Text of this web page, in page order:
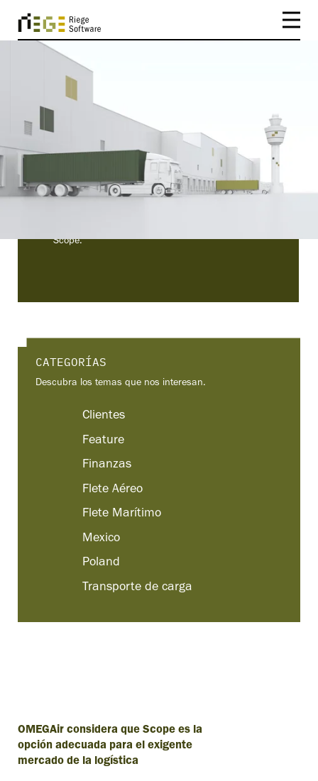
CATEGORY
Poland
Poland | Déjese inspirar por nuestros clientes
actuales y las historias de éxito que tienen que
Scope.
OMEGAir considera que Scope es la
opción adecuada para el exigente
mercado de la logística
CATEGORÍAS
Descubra los temas que nos interesan.
Clientes
Feature
Finanzas
Flete Aéreo
Flete Marítimo
Mexico
Poland
Transporte de carga